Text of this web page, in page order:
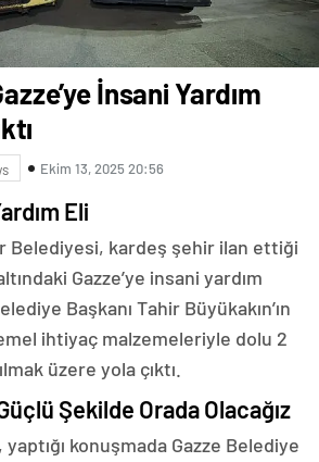
İnsani Yardım
Ekim 13, 2025 20:56
Eli
Belediyesi, kardeş şehir ilan ettiği
Gazze’ye insani yardım
Başkanı Tahir Büyükakın’ın
ihtiyaç malzemeleriyle dolu 2
üzere yola çıktı.
Şekilde Orada Olacağız
konuşmada Gazze Belediye